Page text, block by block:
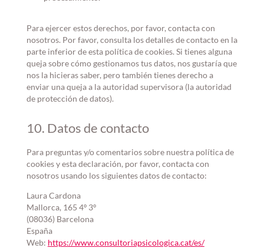
Para ejercer estos derechos, por favor, contacta con
nosotros. Por favor, consulta los detalles de contacto en la
parte inferior de esta política de cookies. Si tienes alguna
queja sobre cómo gestionamos tus datos, nos gustaría que
nos la hicieras saber, pero también tienes derecho a
enviar una queja a la autoridad supervisora (la autoridad
de protección de datos).
10. Datos de contacto
Para preguntas y/o comentarios sobre nuestra política de
cookies y esta declaración, por favor, contacta con
nosotros usando los siguientes datos de contacto:
Laura Cardona
Mallorca, 165 4º 3º
(08036) Barcelona
España
Web: https://www.consultoriapsicologica.cat/es/